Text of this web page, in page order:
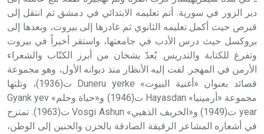
دير الزور في سورية. أتم تعليمه الابتدائي في دمشق ثم انتقل إلى
قبرص حيث أكمل تعليمه الثانوي ثم غادرها إلى بيروت، وبعدها إلى
بروكسل حيث درس الأدب في جامعتها، واستقر أخيراً في بيروت
وتفرغ للكتابة والتدريس. يُعدّ يشخان من أبرز الكتّاب والشعراء
الأرمن في المهجر. لفت إليه الأنظار منذ ديوانه الأول، وهو مجموعة
قصائد بعنوان «أغنية البيوت» Duneru yerke ت(1936)، وتلتها
مجموعة «أرمينيا» Hayasdan ت(1946) و«حياة وحلم» Gyank yev
year ت(1949) و«الخريف الذهبي» Vosgi Ashun ت(1963). تمتزج
في أشعاره المشاعر الرقيقة الصادقة بالحزن والحنين إلى الوطن،